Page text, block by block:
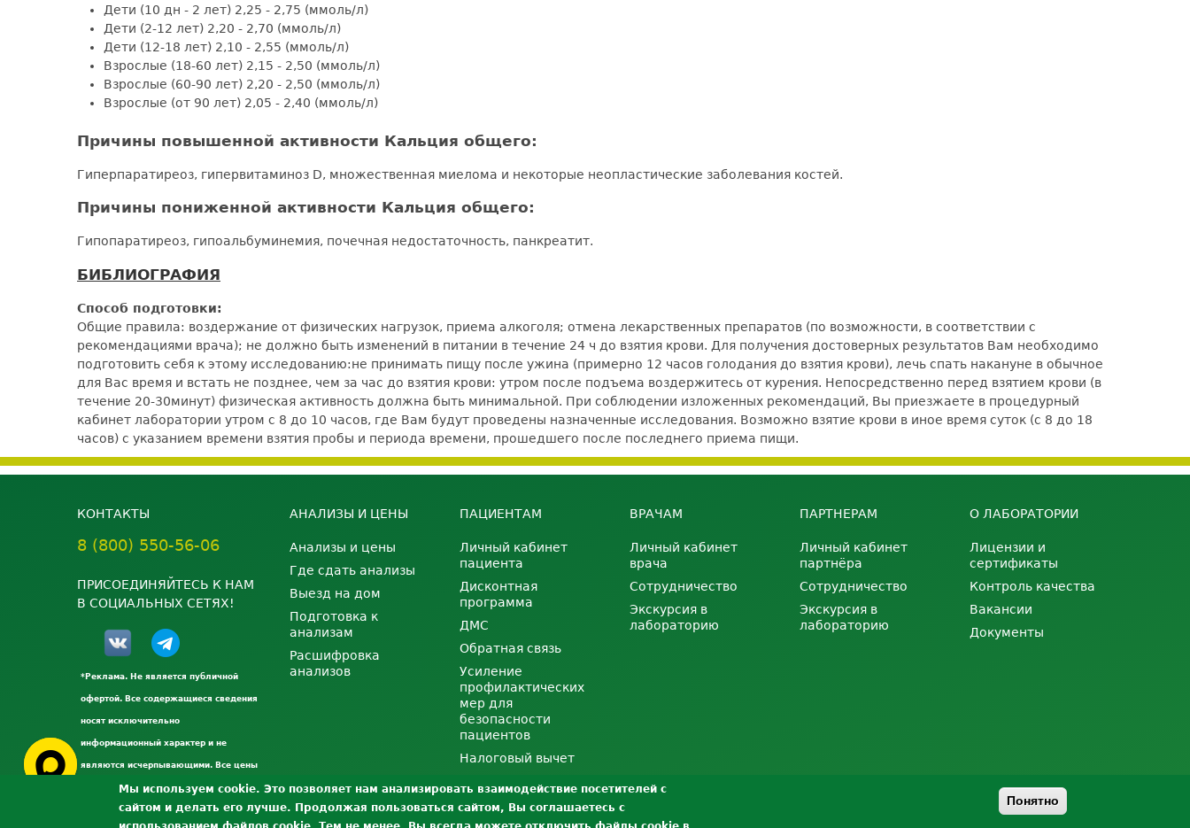
Дети (10 дн - 2 лет) 2,25 - 2,75 (ммоль/л)
Дети (2-12 лет) 2,20 - 2,70 (ммоль/л)
Дети (12-18 лет) 2,10 - 2,55 (ммоль/л)
Взрослые (18-60 лет) 2,15 - 2,50 (ммоль/л)
Взрослые (60-90 лет) 2,20 - 2,50 (ммоль/л)
Взрослые (от 90 лет) 2,05 - 2,40 (ммоль/л)
Причины повышенной активности Кальция общего:
Гиперпаратиреоз, гипервитаминоз D, множественная миелома и некоторые неопластические заболевания костей.
Причины пониженной активности Кальция общего:
Гипопаратиреоз, гипоальбуминемия, почечная недостаточность, панкреатит.
БИБЛИОГРАФИЯ
Способ подготовки:
Общие правила: воздержание от физических нагрузок, приема алкоголя; отмена лекарственных препаратов (по возможности, в соответствии с
рекомендациями врача); не должно быть изменений в питании в течение 24 ч до взятия крови. Для получения достоверных результатов Вам необходимо
подготовить себя к этому исследованию:не принимать пищу после ужина (примерно 12 часов голодания до взятия крови), лечь спать накануне в обычное
для Вас время и встать не позднее, чем за час до взятия крови: утром после подъема воздержитесь от курения. Непосредственно перед взятием крови (в
течение 20-30минут) физическая активность должна быть минимальной. При соблюдении изложенных рекомендаций, Вы приезжаете в процедурный
кабинет лаборатории утром с 8 до 10 часов, где Вам будут проведены назначенные исследования. Возможно взятие крови в иное время суток (с 8 до 18
часов) с указанием времени взятия пробы и периода времени, прошедшего после последнего приема пищи.
КОНТАКТЫ
8 (800) 550-56-06
ПРИСОЕДИНЯЙТЕСЬ К НАМ
В СОЦИАЛЬНЫХ СЕТЯХ!
*Реклама. Не является публичной
офертой. Все содержащиеся сведения
носят исключительно
информационный характер и не
являются исчерпывающими. Все цены
и выгоды указаны с целью
ознакомления. Точную стоимость
АНАЛИЗЫ И ЦЕНЫ
Анализы и цены
Где сдать анализы
Выезд на дом
Подготовка к
анализам
Расшифровка
анализов
ПАЦИЕНТАМ
Личный кабинет
пациента
Дисконтная
программа
ДМС
Обратная связь
Усиление
профилактических
мер для
безопасности
пациентов
Налоговый вычет
ВРАЧАМ
Личный кабинет
врача
Сотрудничество
Экскурсия в
лабораторию
ПАРТНЕРАМ
Личный кабинет
партнёра
Сотрудничество
Экскурсия в
лабораторию
О ЛАБОРАТОРИИ
Лицензии и
сертификаты
Контроль качества
Вакансии
Документы
Мы используем cookie. Это позволяет нам анализировать взаимодействие посетителей с
сайтом и делать его лучше. Продолжая пользоваться сайтом, Вы соглашаетесь с
Понятно